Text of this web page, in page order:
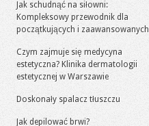
Jak schudnąć na siłowni:
Kompleksowy przewodnik dla
początkujących i zaawansowanych
Czym zajmuje się medycyna
estetyczna? Klinika dermatologii
estetycznej w Warszawie
Doskonały spalacz tłuszczu
Jak depilować brwi?